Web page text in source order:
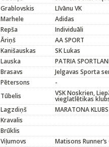
Grablovskis
Līvānu VK
Marhele
Adidas
Repša
Individuāli
Āriņš
AA SPORT
Kanišauskas
SK Lukas
Lauska
PATRIA
Brasavs
Jelgavas Sporta
Pētersons
-
Tūbelis VSK Noskrien,
vieglatlētikas
Lagzdiņš
MARATONA KLUBS
Kravalis
Brūklis
Viļumovs
Matisons Runner’s